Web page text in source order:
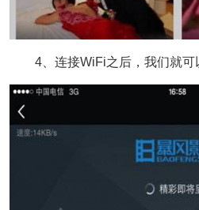
4、连接WiFi之后，我们就可